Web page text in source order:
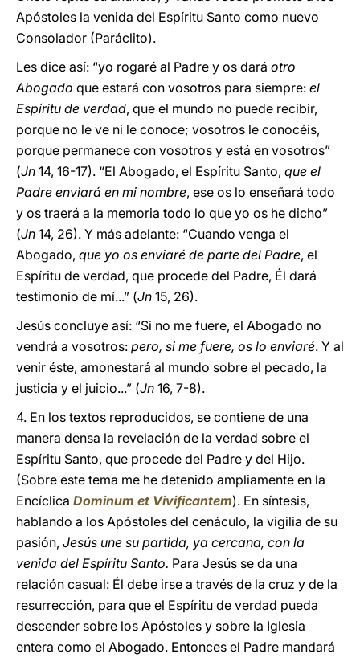
Apóstoles la venida del Espíritu Santo como nuevo
Consolador (Paráclito).
Les dice así: “yo rogaré al Padre y os dará otro
Abogado que estará con vosotros para siempre: el
Espíritu de verdad, que el mundo no puede recibir,
porque no le ve ni le conoce; vosotros le conocéis,
porque permanece con vosotros y está en vosotros”
(Jn 14, 16-17). “El Abogado, el Espíritu Santo, que el
Padre enviará en mi nombre, ese os lo enseñará todo
y os traerá a la memoria todo lo que yo os he dicho”
(Jn 14, 26). Y más adelante: “Cuando venga el
Abogado, que yo os enviaré de parte del Padre, el
Espíritu de verdad, que procede del Padre, Él dará
testimonio de mí...” (Jn 15, 26).
Jesús concluye así: “Si no me fuere, el Abogado no
vendrá a vosotros: pero, si me fuere, os lo enviaré. Y al
venir éste, amonestará al mundo sobre el pecado, la
justicia y el juicio...” (Jn 16, 7-8).
4. En los textos reproducidos, se contiene de una
manera densa la revelación de la verdad sobre el
Espíritu Santo, que procede del Padre y del Hijo.
(Sobre este tema me he detenido ampliamente en la
Encíclica Dominum et Vivificantem). En síntesis,
hablando a los Apóstoles del cenáculo, la vigilia de su
pasión, Jesús une su partida, ya cercana, con la
venida del Espíritu Santo. Para Jesús se da una
relación casual: Él debe irse a través de la cruz y de la
resurrección, para que el Espíritu de verdad pueda
descender sobre los Apóstoles y sobre la Iglesia
entera como el Abogado. Entonces el Padre mandará